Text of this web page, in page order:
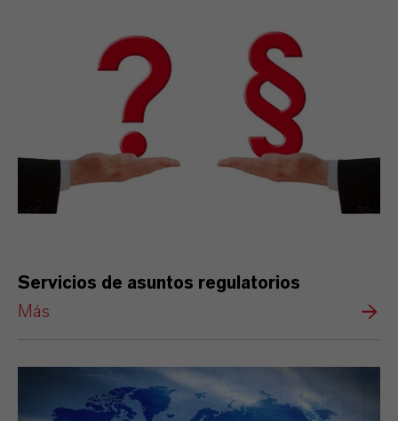
Servicios de asuntos regulatorios
Más